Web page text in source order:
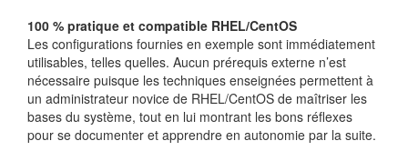
100 % pratique et compatible RHEL/CentOS
Les configurations fournies en exemple sont immédiatement
utilisables, telles quelles. Aucun prérequis externe n’est
nécessaire puisque les techniques enseignées permettent à
un administrateur novice de RHEL/CentOS de maîtriser les
bases du système, tout en lui montrant les bons réflexes
pour se documenter et apprendre en autonomie par la suite.